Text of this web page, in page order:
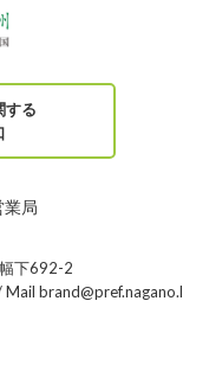
する
業局
下692-2
brand@pref.nagano.l